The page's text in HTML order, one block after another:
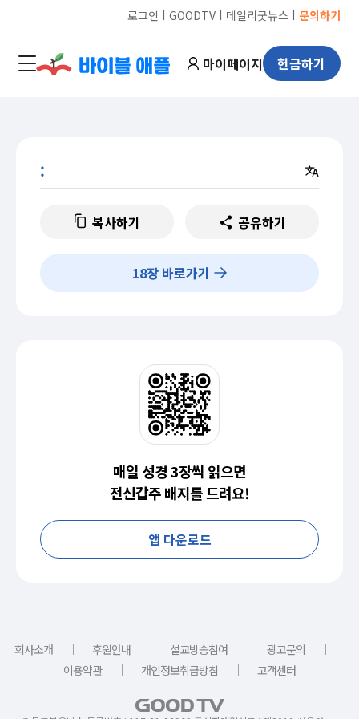
로그인 ㅣ GOODTVㅣ 데일리굿뉴스 ㅣ 문의하기
마이페이지 헌금하기
:
복사하기 공유하기
18장 바로가기
매일 성경 3장씩 읽으면
전신갑주 배지를 드려요!
앱 다운로드
회사소개 ｜ 후원안내 ｜ 설교방송참여 ｜ 광고문의
｜
이용약관
｜ 개인정보취급방침 ｜ 고객센터